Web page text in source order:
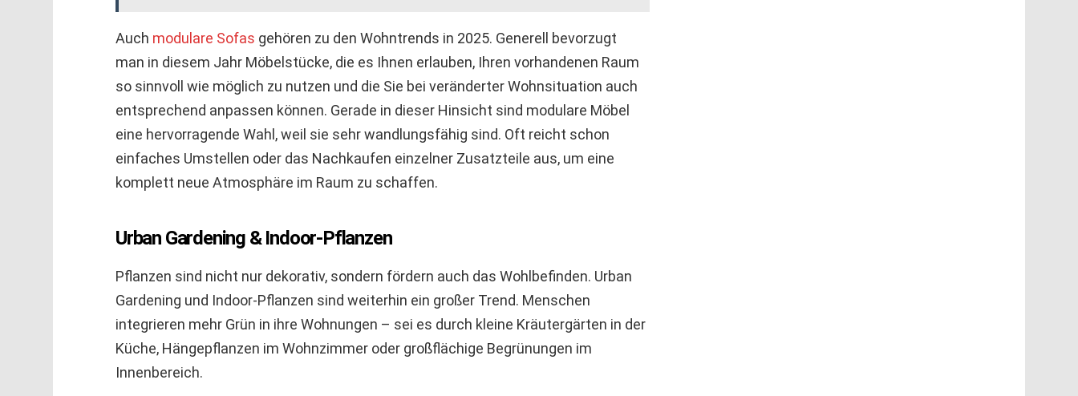
Auch modulare Sofas gehören zu den Wohntrends in 2025. Generell bevorzugt
man in diesem Jahr Möbelstücke, die es Ihnen erlauben, Ihren vorhandenen Raum
so sinnvoll wie möglich zu nutzen und die Sie bei veränderter Wohnsituation auch
entsprechend anpassen können. Gerade in dieser Hinsicht sind modulare Möbel
eine hervorragende Wahl, weil sie sehr wandlungsfähig sind. Oft reicht schon
einfaches Umstellen oder das Nachkaufen einzelner Zusatzteile aus, um eine
komplett neue Atmosphäre im Raum zu schaffen.
Urban Gardening & Indoor-Pflanzen
Pflanzen sind nicht nur dekorativ, sondern fördern auch das Wohlbefinden. Urban
Gardening und Indoor-Pflanzen sind weiterhin ein großer Trend. Menschen
integrieren mehr Grün in ihre Wohnungen – sei es durch kleine Kräutergärten in der
Küche, Hängepflanzen im Wohnzimmer oder großflächige Begrünungen im
Innenbereich.